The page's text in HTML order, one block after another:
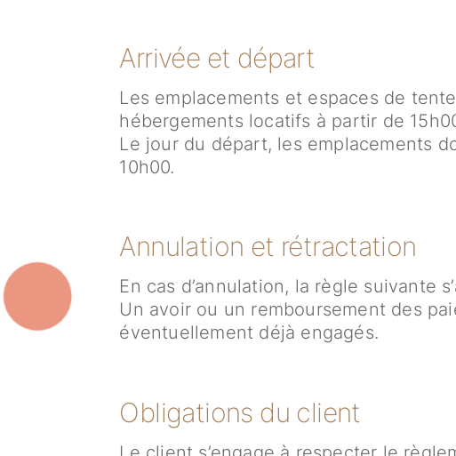
Arrivée et départ
Les emplacements et espaces de
hébergements locatifs à partir de
Le jour du départ, les emplacements
10h00.
Annulation et rétractation
En cas d’annulation, la règle suivante
Un avoir ou un remboursement des
éventuellement déjà engagés.
Obligations du client